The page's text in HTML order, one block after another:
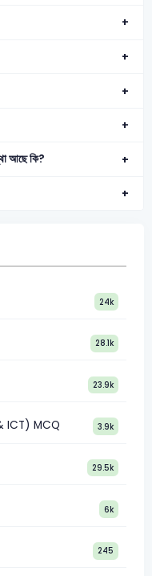
আছে কি?
24k
28.1k
23.9k
ICT) MCQ 3.9k
29.5k
6k
245